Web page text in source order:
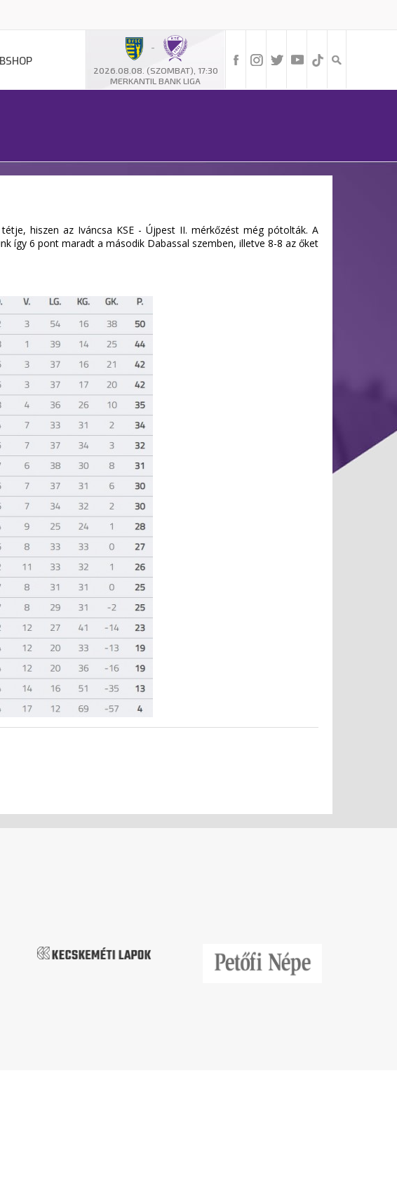
-
2026.08.08. (SZOMBAT), 17:30
MERKANTIL BANK LIGA
hiszen az Iváncsa KSE - Újpest II. mérkőzést még pótolták. A
így 6 pont maradt a második Dabassal szemben, illetve 8-8 az őket